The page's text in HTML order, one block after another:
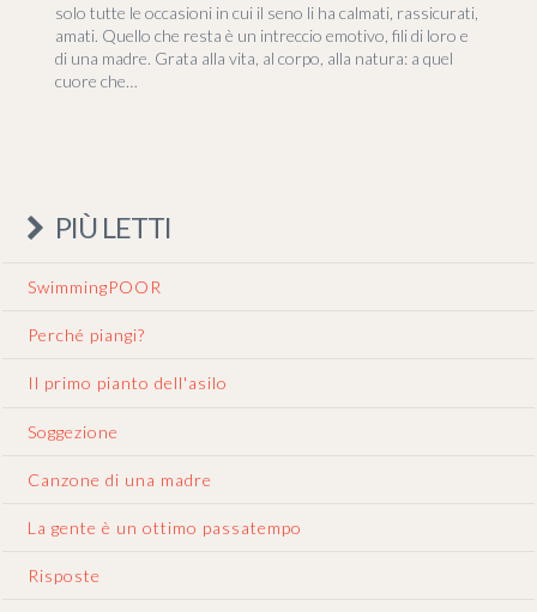
solo tutte le occasioni in cui il seno li ha calmati, rassicurati,
amati. Quello che resta è un intreccio emotivo, fili di loro e
di una madre. Grata alla vita, al corpo, alla natura: a quel
cuore che…
PIÙ LETTI
SwimmingPOOR
Perché piangi?
Il primo pianto dell'asilo
Soggezione
Canzone di una madre
La gente è un ottimo passatempo
Risposte